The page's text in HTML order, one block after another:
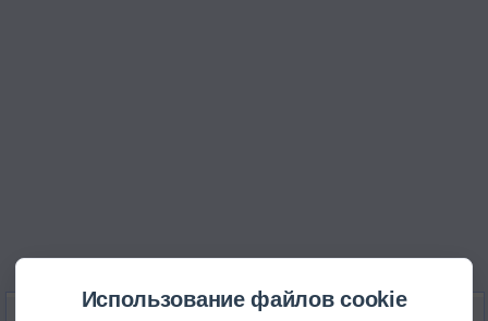
КАРТЫ ПОГОДЫ В ПУНО
Использование файлов cookie